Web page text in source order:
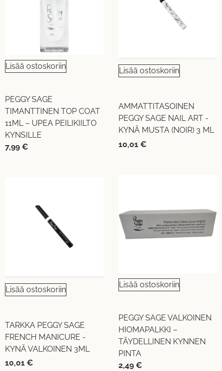
Lisää ostoskoriin
PEGGY SAGE
TIMANTTINEN TOP COAT
11ML – UPEA PEILIKIILTO
KYNSILLE
7,99 €
Lisää ostoskoriin
AMMATTITASOINEN
PEGGY SAGE NAIL ART -
KYNÄ MUSTA (NOIR) 3 ML
10,01 €
Lisää ostoskoriin
TARKKA PEGGY SAGE
FRENCH MANICURE -
KYNÄ VALKOINEN 3ML
10,01 €
Lisää ostoskoriin
PEGGY SAGE VALKOINEN
HIOMAPALKKI –
TÄYDELLINEN KYNNEN
PINTA
2,49 €